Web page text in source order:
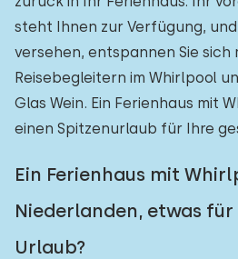
steht Ihnen zur Verfügung, und
versehen, entspannen Sie sich
Reisebegleitern im Whirlpool
Glas Wein. Ein Ferienhaus mit
einen Spitzenurlaub für Ihre
Ein Ferienhaus mit
Niederlanden, etwas
Urlaub?